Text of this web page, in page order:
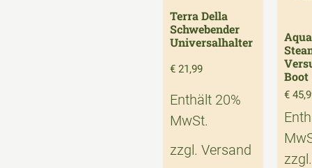
Terra Della
Schwebender
Universalhalter
€ 21,99
Enthält 20%
MwSt.
zzgl. Versand
Boot
€